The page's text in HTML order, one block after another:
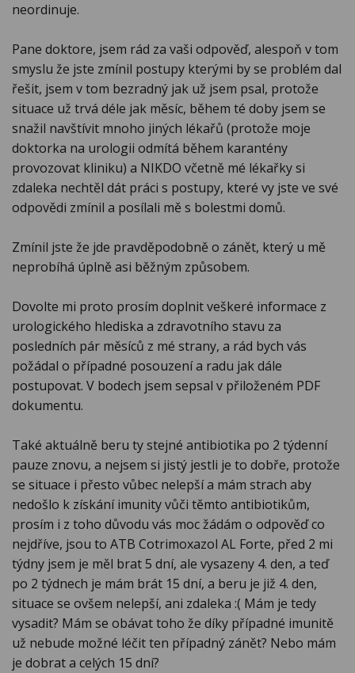
neordinuje.
Pane doktore, jsem rád za vaši odpověď, alespoň v tom
smyslu že jste zmínil postupy kterými by se problém dal
řešit, jsem v tom bezradný jak už jsem psal, protože
situace už trvá déle jak měsíc, během té doby jsem se
snažil navštívit mnoho jiných lékařů (protože moje
doktorka na urologii odmítá během karantény
provozovat kliniku) a NIKDO včetně mé lékařky si
zdaleka nechtěl dát práci s postupy, které vy jste ve své
odpovědi zmínil a posílali mě s bolestmi domů.
Zmínil jste že jde pravděpodobně o zánět, který u mě
neprobíhá úplně asi běžným způsobem.
Dovolte mi proto prosím doplnit veškeré informace z
urologického hlediska a zdravotního stavu za
posledních pár měsíců z mé strany, a rád bych vás
požádal o případné posouzení a radu jak dále
postupovat. V bodech jsem sepsal v přiloženém PDF
dokumentu.
Také aktuálně beru ty stejné antibiotika po 2 týdenní
pauze znovu, a nejsem si jistý jestli je to dobře, protože
se situace i přesto vůbec nelepší a mám strach aby
nedošlo k získání imunity vůči těmto antibiotikům,
prosím i z toho důvodu vás moc žádám o odpověď co
nejdříve, jsou to ATB Cotrimoxazol AL Forte, před 2 mi
týdny jsem je měl brat 5 dní, ale vysazeny 4. den, a teď
po 2 týdnech je mám brát 15 dní, a beru je již 4. den,
situace se ovšem nelepší, ani zdaleka :( Mám je tedy
vysadit? Mám se obávat toho že díky případné imunitě
už nebude možné léčit ten případný zánět? Nebo mám
je dobrat a celých 15 dní?